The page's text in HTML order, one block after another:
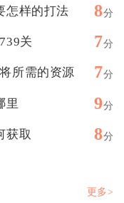
怎样的打法 8分
关 7分
所需的资源 7分
里 9分
获取 8分
更多>